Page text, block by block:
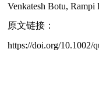
Venkatesh Botu,
原文链接：
https://doi.org/10.1002/